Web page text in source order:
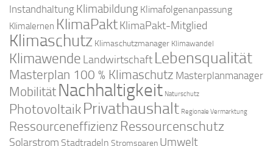
Instandhaltung Klimabildung Klimafolgenanpassung
Klimalernen KlimaPaktKlimaPakt-Mitglied
Klimaschutz Klimaschutzmanager Klimawandel
Klimawende Landwirtschaft Lebensqualität
Masterplan 100 % Klimaschutz Masterplanmanager
Mobilität Nachhaltigkeit Naturschutz
PhotovoltaikPrivathaushalt Regionale Vermarktung
Ressourceneffizienz Ressourcenschutz
Solarstrom Stadtradeln Stromsparen Umwelt